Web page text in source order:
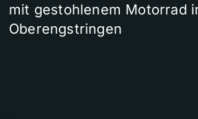
mit gestohlenem Motorrad
Oberengstringen